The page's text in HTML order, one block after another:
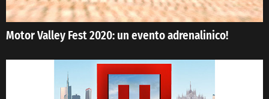
Motor Valley Fest 2020: un evento adrenalinico!